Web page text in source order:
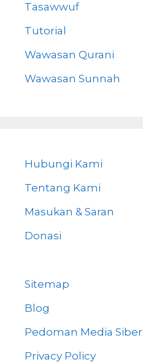
Tasawwuf
Tutorial
Wawasan Qurani
Wawasan Sunnah
Hubungi Kami
Tentang Kami
Masukan & Saran
Donasi
Sitemap
Blog
Pedoman Media Siber
Privacy Policy